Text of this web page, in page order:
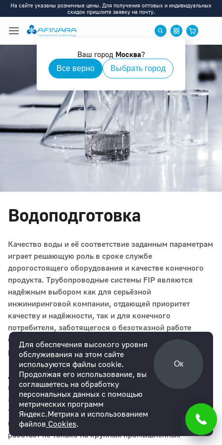
На сайте указаны розничные цены. Для получения оптовых и индивидуальных
скидок пришлите заявку на почту.
Ваш город Москва?
Все верно Выбрать город
Водоподготовка
Качество воды и её соответствие заданным параметрам
играет решающую роль в сроке службе
дорогостоящего оборудования и качестве конечного
продукта. Трубопроводные системы FIP являются
надёжным выбором как для серьёзной
инжиниринговой компании, отдающей приоритет
качеству и надёжности, так и для конечного
потребителя, заботящегося о безотказной работе
оборудования и нацеленного на безопасность труда
работников и оборудования.
Для любого этапа водоподготовки и водоочистки мы
можем предложить экономически оправданное и
эффективное решение. Надёжность подтверждаются не
только сертификатами, но и благодарными отзывами
клиентов. Оборудование FIP установлено и успешно
работает не только на крупных промышленных
Для обеспечения высокого уровня
обслуживания на этом сайте
используются файлы cookie.
Продолжая его использование, вы
соглашаетесь на обработку
персональных данных с помощью
метрических программ
Яндекс.Метрика и использованием
файлов Cookies.
Ок